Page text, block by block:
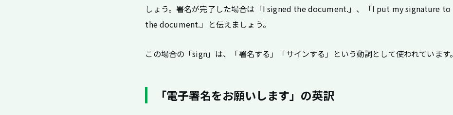
しょう。署名が完了した場合は「I signed the document.」、「I put my signature to
the document.」と伝えましょう。
この場合の「sign」は、「署名する」「サインする」という動詞として使われています。
「電子署名をお願いします」の英訳